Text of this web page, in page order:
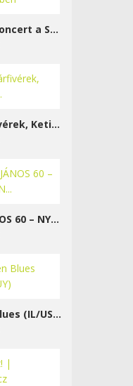
Zuboly koncert a STENK-ben
Barbárfivérek, Ketioz,...
EGRI JÁNOS 60 – NYÚLON...
Yemen Blues (IL/US/UY)